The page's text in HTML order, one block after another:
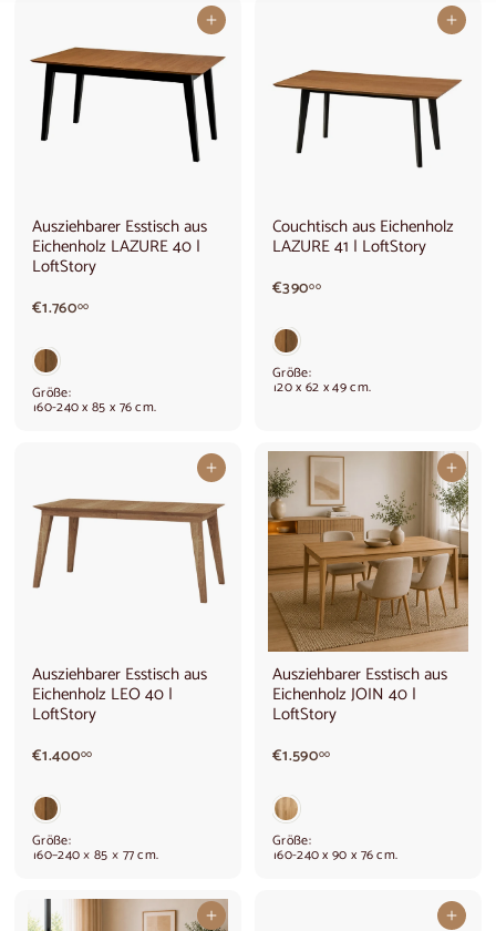
In den Warenkorb legen
Ausziehbarer Esstisch aus
Eichenholz LAZURE 40 |
LoftStory
€1.76000€
0
Größe:
160-240 x 85 x 76 cm.
In den Warenkorb legen
Couchtisch aus Eichenholz
LAZURE 41 | LoftStory
€39000€
0
Größe:
120 x 62 x 49 cm.
In den Warenkorb legen
Ausziehbarer Esstisch aus
Eichenholz LEO 40 |
LoftStory
€1.40000€
0
0
Größe:
160–240 × 85 × 77 cm.
In den Warenkorb legen
Ausziehbarer Esstisch aus
Eichenholz JOIN 40 |
LoftStory
€1.59000€
0
Größe:
160-240 x 90 x 76 cm.
In den Warenkorb legen In den Warenkorb legen